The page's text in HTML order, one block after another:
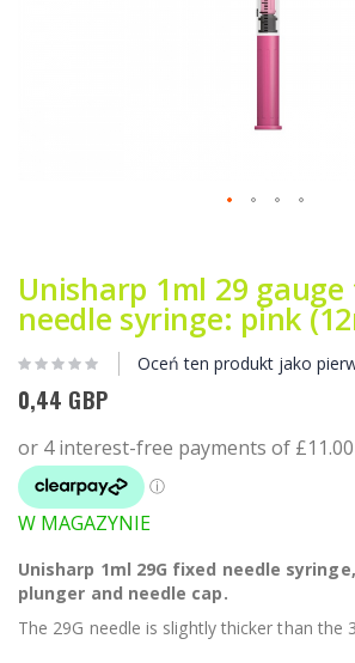
galerii
Unisharp 1ml 29 gauge
needle syringe: pink
Oceń ten produkt jako
0,44 GBP
W MAGAZYNIE
Unisharp 1ml 29G fixed needle
plunger and needle cap.
The 29G needle is slightly thicker than the